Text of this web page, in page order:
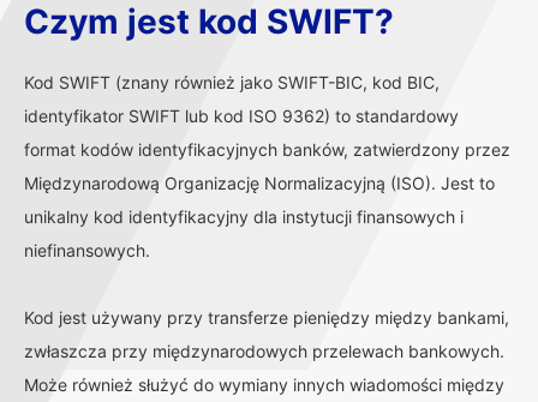
Czym jest kod SWIFT?
Kod SWIFT (znany również jako SWIFT-BIC, kod BIC,
identyfikator SWIFT lub kod ISO 9362) to standardowy
format kodów identyfikacyjnych banków, zatwierdzony przez
Międzynarodową Organizację Normalizacyjną (ISO). Jest to
unikalny kod identyfikacyjny dla instytucji finansowych i
niefinansowych.
Kod jest używany przy transferze pieniędzy między bankami,
zwłaszcza przy międzynarodowych przelewach bankowych.
Może również służyć do wymiany innych wiadomości między